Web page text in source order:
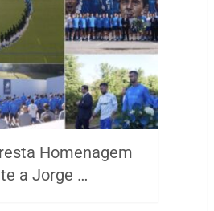
Homenagem
a Jorge …